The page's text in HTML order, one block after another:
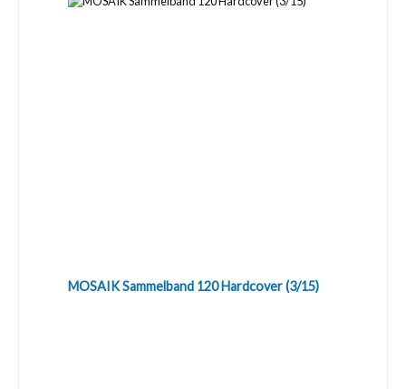
MOSAIK Sammelband 120 Hardcover (3/15)